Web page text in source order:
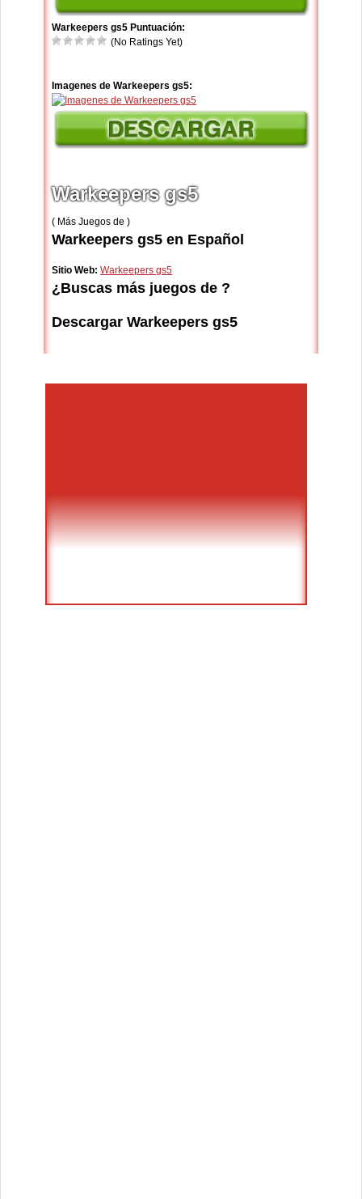
Warkeepers gs5 Puntuación:
(No Ratings Yet)
Imagenes de Warkeepers gs5:
Warkeepers gs5
( Más Juegos de )
Warkeepers gs5 en Español
Sitio Web: Warkeepers gs5
¿Buscas más juegos de ?
Descargar Warkeepers gs5